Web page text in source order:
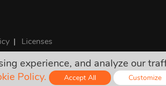
| Licenses
všetky požadované dane. Žiadne ďalšie
experience, and analyze our
Policy. Accept All Customize